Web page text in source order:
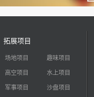
拓展项目
场地项目 趣味项目
高空项目 水上项目
军事项目 沙盘项目